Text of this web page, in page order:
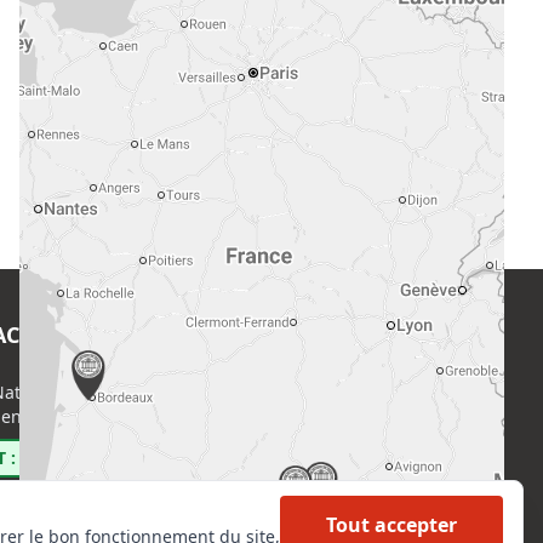
le bon fonctionnement du site, Tout accepter
de l’Expertise (CNE)
Regnault, 75014 Paris
: 0800 00 80 89
EN SAVOIR PLUS
Formations
Nous rejoindre
Partenaires
Le C.N.E.